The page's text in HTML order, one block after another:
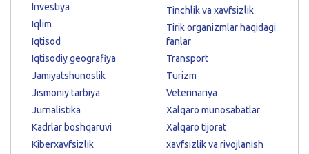
Investiya
Iqlim
Iqtisod
Iqtisodiy geografiya
Jamiyatshunoslik
Jismoniy tarbiya
Jurnalistika
Kadrlar boshqaruvi
Kiberxavfsizlik
Tinchlik va xavfsizlik
Tirik organizmlar haqidagi
fanlar
Transport
Turizm
Veterinariya
Xalqaro munosabatlar
Xalqaro tijorat
xavfsizlik va rivojlanish